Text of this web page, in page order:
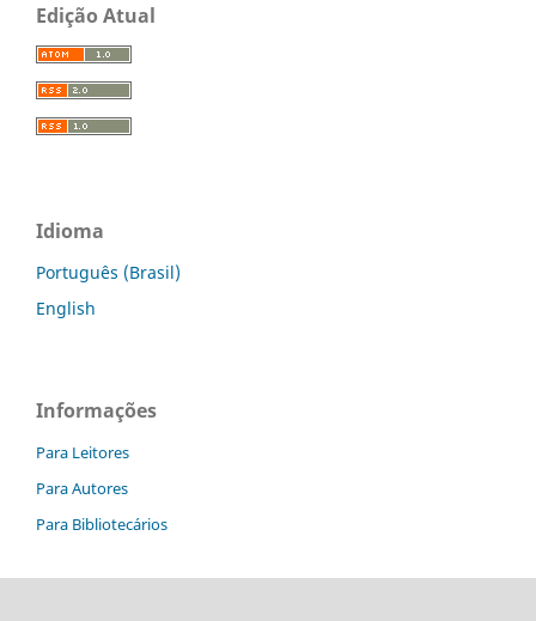
Edição Atual
Idioma
Português (Brasil)
English
Informações
Para Leitores
Para Autores
Para Bibliotecários